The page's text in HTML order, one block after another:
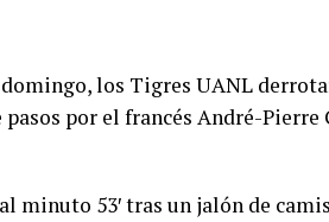
domingo, los Tigres UANL
por el francés André-
53′ tras un jalón de